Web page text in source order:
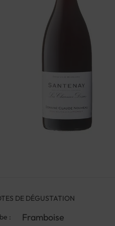
DE DÉGUSTATION
: Framboise